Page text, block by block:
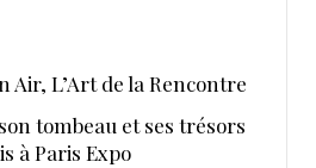
Air, ​L’Art de la Rencontre
tombeau et ses trésors
à Paris Expo